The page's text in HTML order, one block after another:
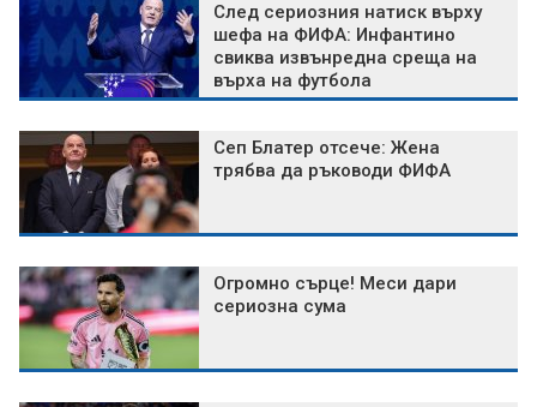
След сериозния натиск върху
шефа на ФИФА: Инфантино
свиква извънредна среща на
върха на футбола
Сеп Блатер отсече: Жена
трябва да ръководи ФИФА
Огромно сърце! Меси дари
сериозна сума